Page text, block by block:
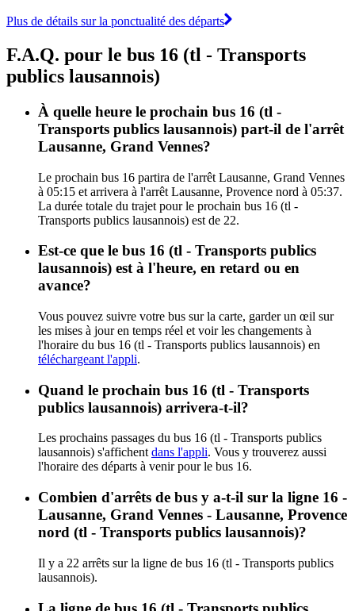
Plus de détails sur la ponctualité des départs
F.A.Q. pour le bus 16 (tl - Transports
publics lausannois)
À quelle heure le prochain bus 16 (tl -
Transports publics lausannois) part-il de l'arrêt
Lausanne, Grand Vennes?
Le prochain bus 16 partira de l'arrêt Lausanne, Grand Vennes
à 05:15 et arrivera à l'arrêt Lausanne, Provence nord à 05:37.
La durée totale du trajet pour le prochain bus 16 (tl -
Transports publics lausannois) est de 22.
Est-ce que le bus 16 (tl - Transports publics
lausannois) est à l'heure, en retard ou en
avance?
Vous pouvez suivre votre bus sur la carte, garder un œil sur
les mises à jour en temps réel et voir les changements à
l'horaire du bus 16 (tl - Transports publics lausannois) en
téléchargeant l'appli.
Quand le prochain bus 16 (tl - Transports
publics lausannois) arrivera-t-il?
Les prochains passages du bus 16 (tl - Transports publics
lausannois) s'affichent dans l'appli. Vous y trouverez aussi
l'horaire des départs à venir pour le bus 16.
Combien d'arrêts de bus y a-t-il sur la ligne 16 -
Lausanne, Grand Vennes - Lausanne, Provence
nord (tl - Transports publics lausannois)?
Il y a 22 arrêts sur la ligne de bus 16 (tl - Transports publics
lausannois).